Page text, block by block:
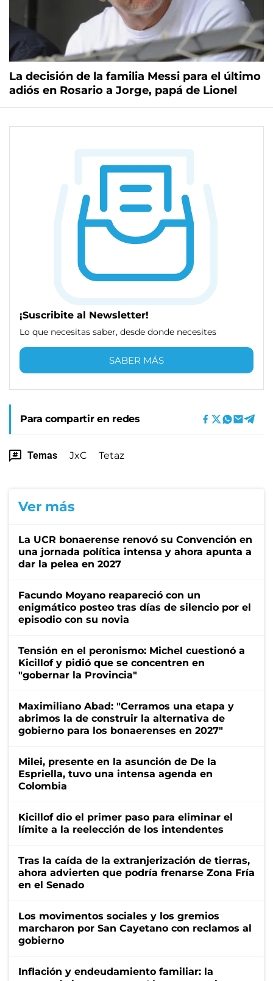
La decisión de la familia Messi para el último
adiós en Rosario a Jorge, papá de Lionel
¡Suscribite al Newsletter!
Lo que necesitas saber, desde donde necesites
SABER MÁS
Para compartir en redes
Temas JxC Tetaz
Ver más
La UCR bonaerense renovó su Convención en
una jornada política intensa y ahora apunta a
dar la pelea en 2027
Facundo Moyano reapareció con un
enigmático posteo tras días de silencio por el
episodio con su novia
Tensión en el peronismo: Michel cuestionó a
Kicillof y pidió que se concentren en
"gobernar la Provincia"
Maximiliano Abad: "Cerramos una etapa y
abrimos la de construir la alternativa de
gobierno para los bonaerenses en 2027"
Milei, presente en la asunción de De la
Espriella, tuvo una intensa agenda en
Colombia
Kicillof dio el primer paso para eliminar el
límite a la reelección de los intendentes
Tras la caída de la extranjerización de tierras,
ahora advierten que podría frenarse Zona Fría
en el Senado
Los movimentos sociales y los gremios
marcharon por San Cayetano con reclamos al
gobierno
Inflación y endeudamiento familiar: la